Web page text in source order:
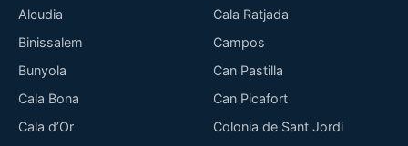
Alcudia
Binissalem
Bunyola
Cala Bona
Cala d’Or
Cala Ratjada
Campos
Can Pastilla
Can Picafort
Colonia de Sant Jordi